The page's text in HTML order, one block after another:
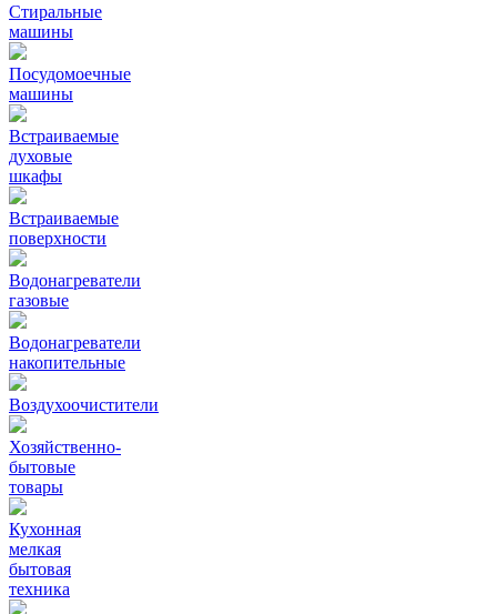
Стиральные
машины
Посудомоечные
машины
Встраиваемые
духовые
шкафы
Встраиваемые
поверхности
Водонагреватели
газовые
Водонагреватели
накопительные
Воздухоочистители
Хозяйственно-
бытовые
товары
Кухонная
мелкая
бытовая
техника